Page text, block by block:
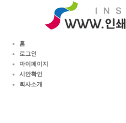
홈
로그인
마이페이지
시안확인
회사소개